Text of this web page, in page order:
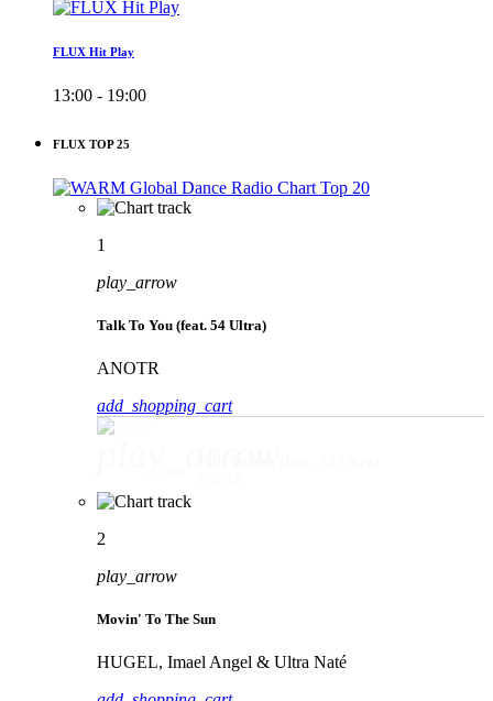
FLUX Hit Play
13:00 - 19:00
FLUX TOP 25
1
play_arrow
Talk To You (feat. 54 Ultra)
ANOTR
add_shopping_cart
2
play_arrow
Movin' To The Sun
HUGEL, Imael Angel & Ultra Naté